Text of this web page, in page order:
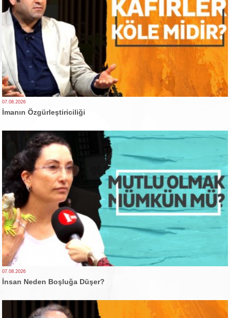
07.08.2026
İmanın Özgürleştiriciliği
07.08.2026
İnsan Neden Boşluğa Düşer?